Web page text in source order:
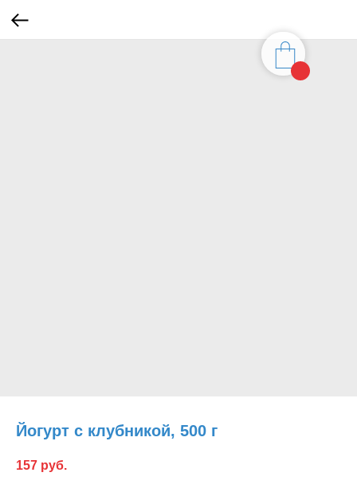
Йогурт с клубникой, 500 г
157 руб.